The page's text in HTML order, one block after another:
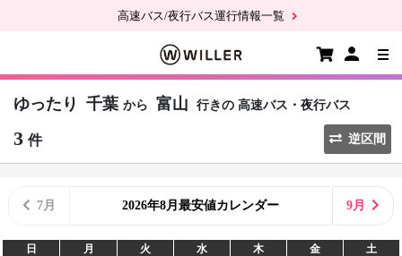
高速バス/夜行バス運行情報一覧
ゆったり 千葉 から 富山 行きの 高速バス・夜行バス
3 件 逆区間
7月 2026年8月最安値カレンダー 9月
日 月 火 水 木 金 土